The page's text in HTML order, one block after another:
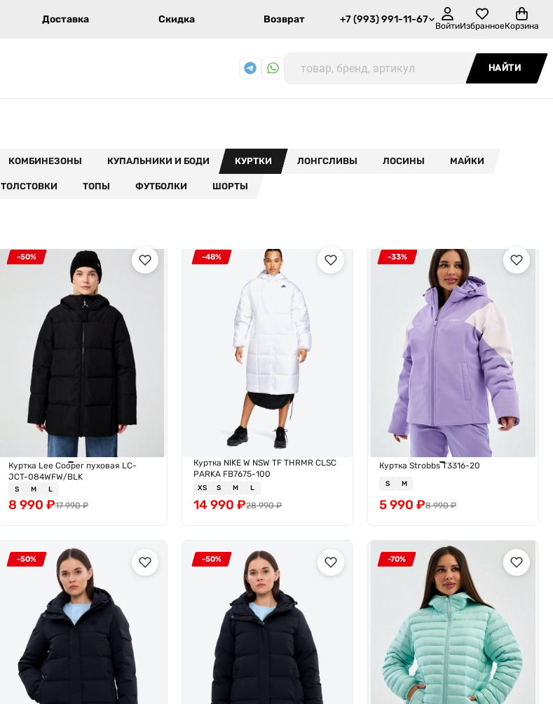
Доставка Скидка Возврат +7 (993) 991-11-67
ВойтиИзбранноеКорзина
НАЙТИ
КОМБИНЕЗОНЫ КУПАЛЬНИКИ И БОДИ КУРТКИ ЛОНГСЛИВЫ ЛОСИНЫ МАЙКИ
ТОЛСТОВКИ ТОПЫ ФУТБОЛКИ ШОРТЫ
-50%
Куртка Lee Cooper пуховая LC-
JCT-084WFW/BLK
S M L
17 990₽
8 990 ₽
-48%
Куртка NIKE W NSW TF THRMR CLSC
PARKA FB7675-100
XS S M L
28 990₽
14 990₽
-33%
Куртка Strobbs T3316-20
S M
8 990₽
5 990₽
-50% -50% -70%